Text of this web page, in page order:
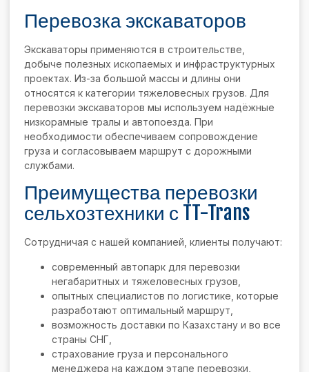
Перевозка экскаваторов
Экскаваторы применяются в строительстве,
добыче полезных ископаемых и инфраструктурных
проектах. Из-за большой массы и длины они
относятся к категории тяжеловесных грузов. Для
перевозки экскаваторов мы используем надёжные
низкорамные тралы и автопоезда. При
необходимости обеспечиваем сопровождение
груза и согласовываем маршрут с дорожными
службами.
Преимущества перевозки
сельхозтехники с TT-Trans
Сотрудничая с нашей компанией, клиенты получают:
современный автопарк для перевозки
негабаритных и тяжеловесных грузов,
опытных специалистов по логистике, которые
разработают оптимальный маршрут,
возможность доставки по Казахстану и во все
страны СНГ,
страхование груза и персонального
менеджера на каждом этапе перевозки,